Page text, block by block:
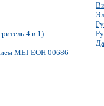
4 в 1)
МЕГЕОН 00686